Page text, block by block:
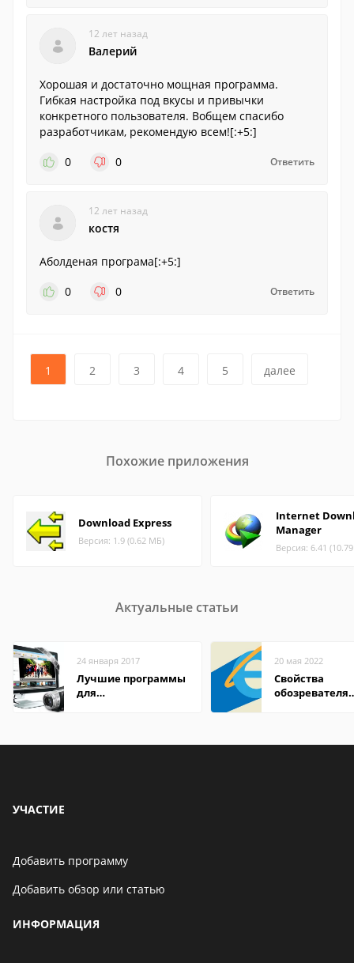
12 лет назад
Валерий
Хорошая и достаточно мощная программа.
Гибкая настройка под вкусы и привычки
конкретного пользователя. Вобщем спасибо
разработчикам, рекомендую всем![:+5:]
0
0 Ответить
12 лет назад
костя
Аболденая програма[:+5:]
0
0 Ответить
1 2 3 4 5 далее
Похожие приложения
Download Express
Версия: 1.9 (0.62 МБ)
Internet
Manager
Версия: 6.41
Актуальные статьи
24 января 2017
Лучшие программы
для
20 мая 2022
Свойства
обозревателя
УЧАСТИЕ
Добавить программу
Добавить обзор или статью
ИНФОРМАЦИЯ